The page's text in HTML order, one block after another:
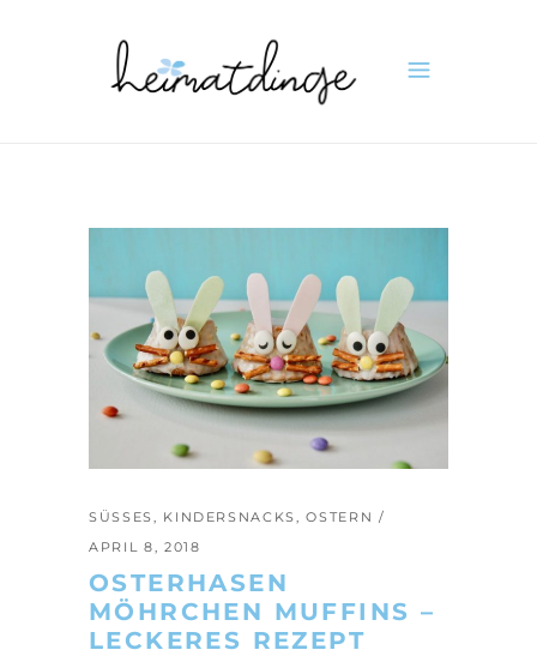
SÜSSES, KINDERSNACKS,OSTERN
APRIL 8, 2018
OSTERHASEN
MÖHRCHEN MUFFINS –
LECKERES REZEPT